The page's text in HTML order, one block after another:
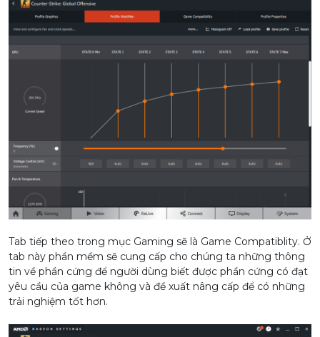
Tab tiếp theo trong mục Gaming sẽ là Game Compatiblity. Ở
tab này phần mềm sẽ cung cấp cho chúng ta những thông
tin về phần cứng để người dùng biết được phần cứng có đạt
yêu cầu của game không và đề xuất nâng cấp để có những
trải nghiệm tốt hơn.